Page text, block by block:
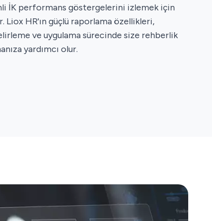
İK performans göstergelerini izlemek için
Liox HR'ın güçlü raporlama özellikleri,
ve uygulama sürecinde size rehberlik
yardımcı olur.